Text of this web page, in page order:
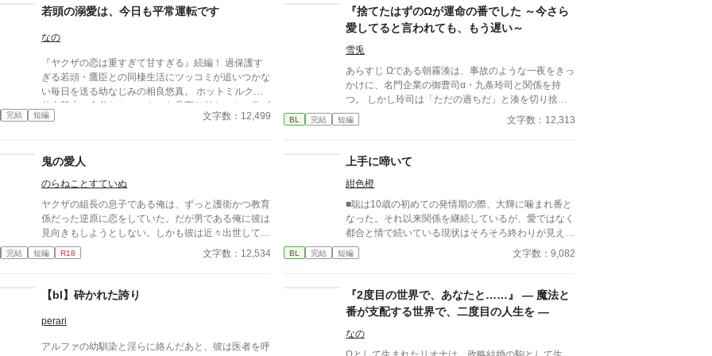
若頭の溺愛は、今日も平常運転です
なの
『ヤクザの恋は重すぎて甘すぎる』続編！ 過保護す
ぎる若頭・鷹臣との同棲生活にツッコミが追いつかな
い毎日を送る幼なじみの相良悠真。 ホットミルクに
外出禁止、舎弟たちのニヤニヤ見守り付き（？）ラブ
コメ生活はいつだって騒がしく、でもどこかあったか
て泣けて、めいっぱい甘い！ 騒がしくて幸せすぎ
ー！ ※前作『ヤクザの恋は重すぎて甘すぎる』を読
んでからの方が、より深く楽しめます。
完結 短編 文字数：12,499
『捨てたはずのΩが運命の番でした ～今さら
愛してると言われても、もう遅い～
雪兎
あらすじ Ωである朝霧湊は、事故のような一夜をきっ
かけに、名門企業の御曹司α・九条玲司と関係を持
つ。 しかし玲司は「ただの過ちだ」と湊を切り捨
て、政略結婚のためβの婚約者との未来を選んだ。 深
く傷ついた湊は、彼の前から姿を消す。 数か月後―
『遅咲きΩ』として覚醒する。 その瞬間、玲司は初め
れ」 今さら必死に追いかけてくる玲司。 だが湊の隣
には、自分を支え続けてくれた医師のα・神崎伊織が
いた。 「あなたは俺を捨てたでしょう」 後悔に苦し
むα、執着する第二のα、そして希少Ωを巡る陰謀。
―。 捨てた側の後悔と執着が加速する、すれ違いオ
BL 完結 短編 文字数：12,313
鬼の愛人
のらねことすていぬ
ヤクザの組長の息子である俺は、ずっと護衛かつ教育
係だった逆原に恋をしていた。だが男である俺に彼は
見向きもしようとしない。しかも彼は近々出世して教
育係から外れてしまうらしい。叶わない恋心に苦しく
なった俺は、ある日計画を企てて……。ヤクザ若頭×
完結 短編 R18 文字数：12,534
上手に啼いて
紺色橙
■聡は10歳の初めての発情期の際、大輝に噛まれ番と
なった。それ以来関係を継続しているが、愛ではなく
都合と情で続いている現状はそろそろ終わりが見えて
いた。 ■注意*独自オメガバース設定。■『それは愛か
本能か』と同じ世界設定です。関係は一切なし。
BL 完結 短編 文字数：9,082
【bl】砕かれた誇り
perari
アルファの幼馴染と淫らに絡んだあと、彼は医者を呼
『2度目の世界で、あなたと……』 ― 魔法と
番が支配する世界で、二度目の人生を ―
なの